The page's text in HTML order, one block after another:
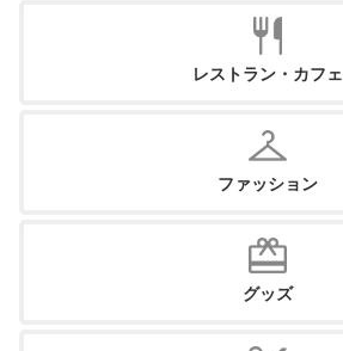
レストラン・カフェ
ファッション
グッズ